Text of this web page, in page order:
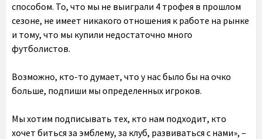
способом. То, что мы не выиграли 4 трофея в прошлом
сезоне, не имеет никакого отношения к работе на рынке
и тому, что мы купили недостаточно много
футболистов.
Возможно, кто-то думает, что у нас было бы на очко
больше, подпиши мы определенных игроков.
Мы хотим подписывать тех, кто нам подходит, кто
хочет биться за эмблему, за клуб, развиваться с нами», –